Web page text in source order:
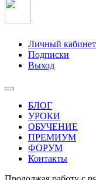
Личный кабинет
Подписки
Выход
БЛОГ
УРОКИ
ОБУЧЕНИЕ
ПРЕМИУМ
ФОРУМ
Контакты